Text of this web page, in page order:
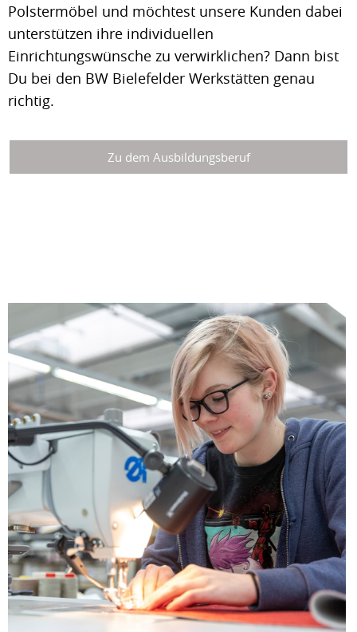
Polstermöbel und möchtest unsere Kunden dabei
unterstützen ihre individuellen
Einrichtungswünsche zu verwirklichen? Dann bist
Du bei den BW Bielefelder Werkstätten genau
richtig.
Zu dem Ausbildungsberuf